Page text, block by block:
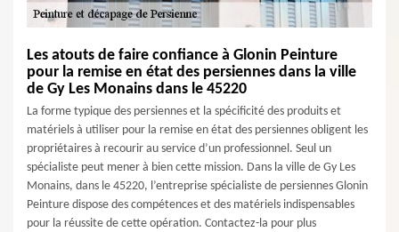
Les atouts de faire confiance à Glonin Peinture
pour la remise en état des persiennes dans la ville
de Gy Les Monains dans le 45220
La forme typique des persiennes et la spécificité des produits et
matériels à utiliser pour la remise en état des persiennes obligent les
propriétaires à recourir au service d’un professionnel. Seul un
spécialiste peut mener à bien cette mission. Dans la ville de Gy Les
Monains, dans le 45220, l’entreprise spécialiste de persiennes Glonin
Peinture dispose des compétences et des matériels indispensables
pour la réussite de cette opération. Contactez-la pour plus